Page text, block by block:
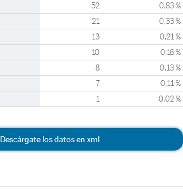
52 0,83 %
21 0,33 %
13 0,21 %
10 0,16 %
8 0,13 %
7 0,11 %
1 0,02 %
Descárgate los datos en xml